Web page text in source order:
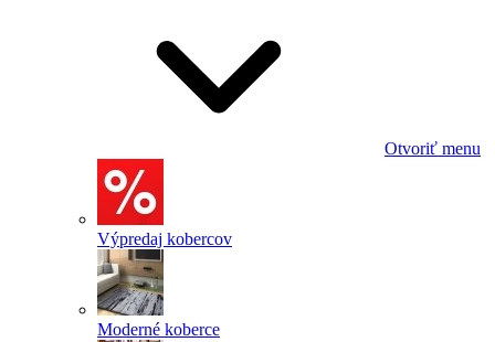
Otvoriť menu
Výpredaj kobercov
Moderné koberce